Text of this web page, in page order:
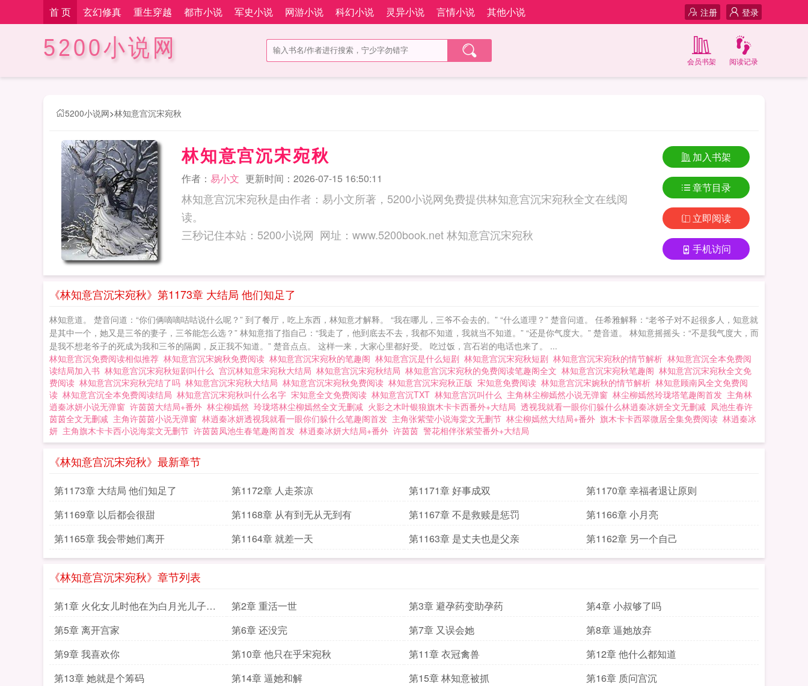
首 页 玄幻修真 重生穿越 都市小说 军史小说 网游小说 科幻小说 灵异小说 言情小说 其他小说 登录
注册
5200小说网 阅读记录
会员书架
5200小说网>林知意宫沉宋宛秋
林知意宫沉宋宛秋
作者： 易小文 更新时间：2026-07-15 16:50:11
林知意宫沉宋宛秋是由作者：易小文所著，5200小说网免费提供林知意宫沉宋宛秋全文在线阅
读。
三秒记住本站：5200小说网 网址：www.5200book.net 林知意宫沉宋宛秋
加入书架
章节目录
立即阅读
手机访问
《林知意宫沉宋宛秋》第1173章 大结局 他们知足了
林知意道。 楚音问道：“你们俩嘀嘀咕咕说什么呢？” 到了餐厅，吃上东西，林知意才解释。 “我在哪儿，三爷不会去的。” “什么道理？” 楚音问道。 任希雅解释：“老爷子对不起很多人，知意就
是其中一个，她又是三爷的妻子，三爷能怎么选？” 林知意指了指自己：“我走了，他到底去不去，我都不知道，我就当不知道。” “还是你气度大。” 楚音道。 林知意摇摇头：“不是我气度大，而
是我不想老爷子的死成为我和三爷的隔阂，反正我不知道。” 楚音点点。 这样一来，大家心里都好受。 吃过饭，宫石岩的电话也来了。 ...
林知意宫沉免费阅读相似推荐 林知意宫沉宋婉秋免费阅读 林知意宫沉宋宛秋的笔趣阁 林知意宫沉是什么短剧 林知意宫沉宋宛秋短剧 林知意宫沉宋宛秋的情节解析 林知意宫沉全本免费阅
读结局加入书 林知意宫沉宋宛秋短剧叫什么 宫沉林知意宋宛秋大结局 林知意宫沉宋宛秋结局 林知意宫沉宋宛秋的免费阅读笔趣阁全文 林知意宫沉宋宛秋笔趣阁 林知意宫沉宋宛秋全文免
费阅读 林知意宫沉宋宛秋完结了吗 林知意宫沉宋宛秋大结局 林知意宫沉宋宛秋免费阅读 林知意宫沉宋宛秋正版 宋知意免费阅读 林知意宫沉宋婉秋的情节解析 林知意顾南风全文免费阅
读 林知意宫沉全本免费阅读结局 林知意宫沉宋宛秋叫什么名字 宋知意全文免费阅读 林知意宫沉TXT 林知意宫沉叫什么 主角林尘柳嫣然小说无弹窗 林尘柳嫣然玲珑塔笔趣阁首发 主角林
逍秦冰妍小说无弹窗 许茵茵大结局+番外 林尘柳嫣然 玲珑塔林尘柳嫣然全文无删减 火影之木叶银狼旗木卡卡西番外+大结局 透视我就看一眼你们躲什么林逍秦冰妍全文无删减 凤池生春许
茵茵全文无删减 主角许茵茵小说无弹窗 林逍秦冰妍透视我就看一眼你们躲什么笔趣阁首发 主角张紫莹小说海棠文无删节 林尘柳嫣然大结局+番外 旗木卡卡西翠微居全集免费阅读 林逍秦冰
妍 主角旗木卡卡西小说海棠文无删节 许茵茵凤池生春笔趣阁首发 林逍秦冰妍大结局+番外 许茵茵 警花相伴张紫莹番外+大结局
《林知意宫沉宋宛秋》最新章节
第1173章 大结局 他们知足了 第1172章 人走茶凉 第1171章 好事成双
第1170章 幸福者退让原则
第1169章 以后都会很甜
第1168章 从有到无从无到有 第1167章 不是救赎是惩罚
第1166章 小月亮
第1165章 我会带她们离开
第1164章 就差一天 第1163章 是丈夫也是父亲 第1162章 另一个自己
《林知意宫沉宋宛秋》章节列表
第1章 火化女儿时他在为白月光儿子庆
生
第2章 重活一世 第3章 避孕药变助孕药
第4章 小叔够了吗
第5章 离开宫家
第6章 还没完 第7章 又误会她
第8章 逼她放弃
第9章 我喜欢你
第10章 他只在乎宋宛秋 第11章 衣冠禽兽
第12章 他什么都知道
第13章 她就是个筹码
第14章 逼她和解 第15章 林知意被抓
第16章 质问宫沉